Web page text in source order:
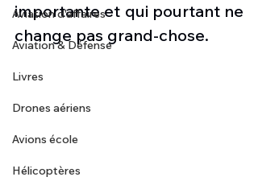
Aviation d'affaires
Aviation & Défense
Livres
Drones aériens
Avions école
Hélicoptères
importante et qui pourtant ne
change pas grand-chose.